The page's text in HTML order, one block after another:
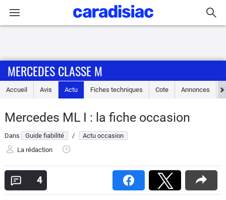
Accueil
Essais
Guide
Electriques
MERCEDES CLASSE M
Accueil Avis Actu Fiches techniques Cote Annonces
Mercedes ML I : la fiche occasion
Dans Guide fiabilité /
Actu occasion
La rédaction
4